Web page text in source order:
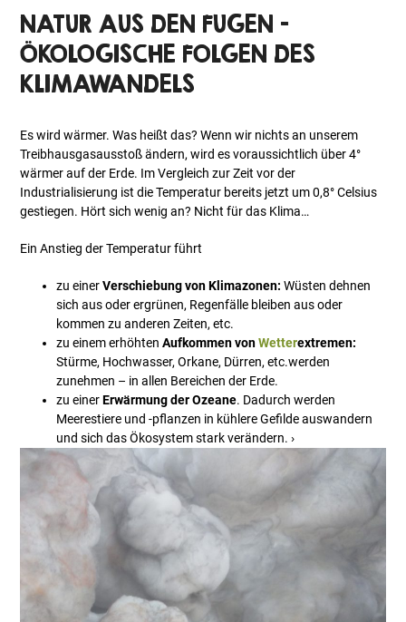
NATUR AUS DEN FUGEN –
ÖKOLOGISCHE FOLGEN DES
KLIMAWANDELS
Es wird wärmer. Was heißt das? Wenn wir nichts an unserem
Treibhausgasausstoß ändern, wird es voraussichtlich über 4°
wärmer auf der Erde. Im Vergleich zur Zeit vor der
Industrialisierung ist die Temperatur bereits jetzt um 0,8° Celsius
gestiegen. Hört sich wenig an? Nicht für das Klima…
Ein Anstieg der Temperatur führt
zu einerVerschiebung von Klimazonen: Wüsten dehnen
sich aus oder ergrünen, Regenfälle bleiben aus oder
kommen zu anderen Zeiten, etc.
zu einem erhöhtenAufkommen vonWetterextremen:
Stürme, Hochwasser, Orkane, Dürren, etc.werden
zunehmen – in allen Bereichen der Erde.
zu einerErwärmung der Ozeane. Dadurch werden
Meerestiere und -pflanzen in kühlere Gefilde auswandern
und sich das Ökosystem stark verändern. ›